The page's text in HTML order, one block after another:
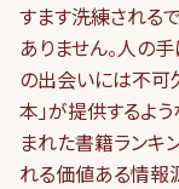
すます洗練される
ありません。人の
の出会いには不可
本」が提供するよ
まれた書籍ランキ
れる価値ある情報